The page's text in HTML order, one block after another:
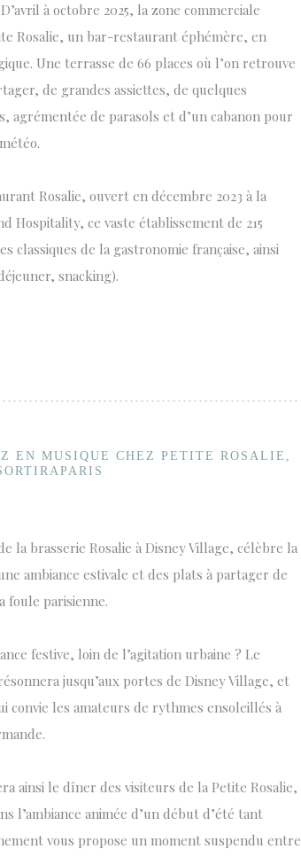
à octobre 2025, la zone commerciale
Rosalie, un bar-restaurant éphémère, en
Une terrasse de 66 places où l’on retrouve
de grandes assiettes, de quelques
agrémentée de parasols et d’un cabanon pour
Rosalie, ouvert en décembre 2023 à la
Hospitality, ce vaste établissement de 215
classiques de la gastronomie française, ainsi
snacking).
EN MUSIQUE CHEZ PETITE ROSALIE,
la brasserie Rosalie à Disney Village, célèbre la
ambiance estivale et des plats à partager de
foule parisienne.
festive, loin de l’agitation urbaine ? Le
jusqu’aux portes de Disney Village, et
convie les amateurs de rythmes ensoleillés à
ainsi le dîner des visiteurs de la Petite Rosalie,
l’ambiance animée d’un début d’été tant
vous propose un moment suspendu entre